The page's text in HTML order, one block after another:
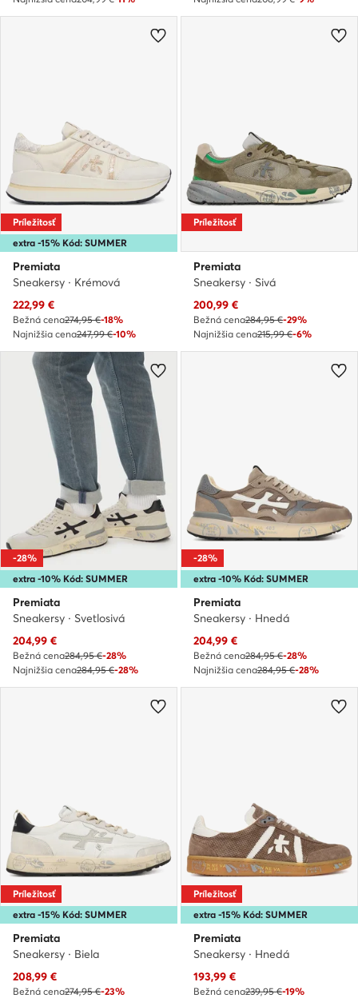
extra -15% Kód: SUMMER
Príležitosť
Premiata
Sneakersy · Krémová
Aktuálna cena
222,99 €
Bežná cena274,95 €-18%
Najnižšia cena247,99 €-10%
Príležitosť
Premiata
Sneakersy · Sivá
Aktuálna cena
200,99 €
Bežná cena284,95 €-29%
Najnižšia cena215,99 €-6%
extra -10% Kód: SUMMER
-28%
Premiata
Sneakersy · Svetlosivá
Aktuálna cena
204,99 €
Bežná cena284,95 €-28%
Najnižšia cena284,95 €-28%
extra -10% Kód: SUMMER
-28%
Premiata
Sneakersy · Hnedá
Aktuálna cena
204,99 €
Bežná cena284,95 €-28%
Najnižšia cena284,95 €-28%
extra -15% Kód: SUMMER
Príležitosť
Premiata
Sneakersy · Biela
Aktuálna cena
208,99 €
Bežná cena274,95 €-23%
extra -15% Kód: SUMMER
Príležitosť
Premiata
Sneakersy · Hnedá
Aktuálna cena
193,99 €
Bežná cena239,95 €-19%